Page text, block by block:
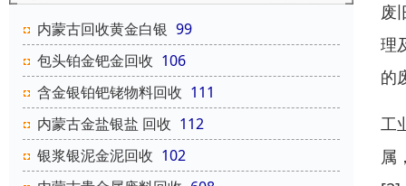
内蒙古回收黄金白银 99
包头铂金钯金回收 106
含金银铂钯铑物料回收 111
内蒙古金盐银盐 回收 112
银浆银泥金泥回收 102
废
理
的
工
属